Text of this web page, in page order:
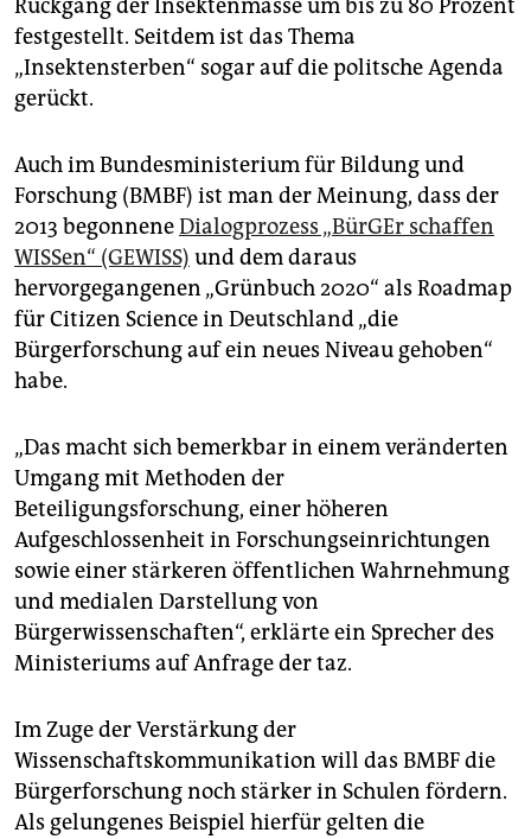
Rückgang der Insektenmasse um bis zu 80 Prozent
festgestellt. Seitdem ist das Thema
„Insektensterben“ sogar auf die politsche Agenda
gerückt.
Auch im Bundesministerium für Bildung und
Forschung (BMBF) ist man der Meinung, dass der
2013 begonneneDialogprozess „BürGEr schaffen
WISSen“ (GEWISS) und dem daraus
hervorgegangenen „Grünbuch 2020“ als Roadmap
für Citizen Science in Deutschland „die
Bürgerforschung auf ein neues Niveau gehoben“
habe.
„Das macht sich bemerkbar in einem veränderten
Umgang mit Methoden der
Beteiligungsforschung, einer höheren
Aufgeschlossenheit in Forschungseinrichtungen
sowie einer stärkeren öffentlichen Wahrnehmung
und medialen Darstellung von
Bürgerwissenschaften“, erklärte ein Sprecher des
Ministeriums auf Anfrage der taz.
Im Zuge der Verstärkung der
Wissenschaftskommunikation will das BMBF die
Bürgerforschung noch stärker in Schulen fördern.
Als gelungenes Beispiel hierfür gelten die